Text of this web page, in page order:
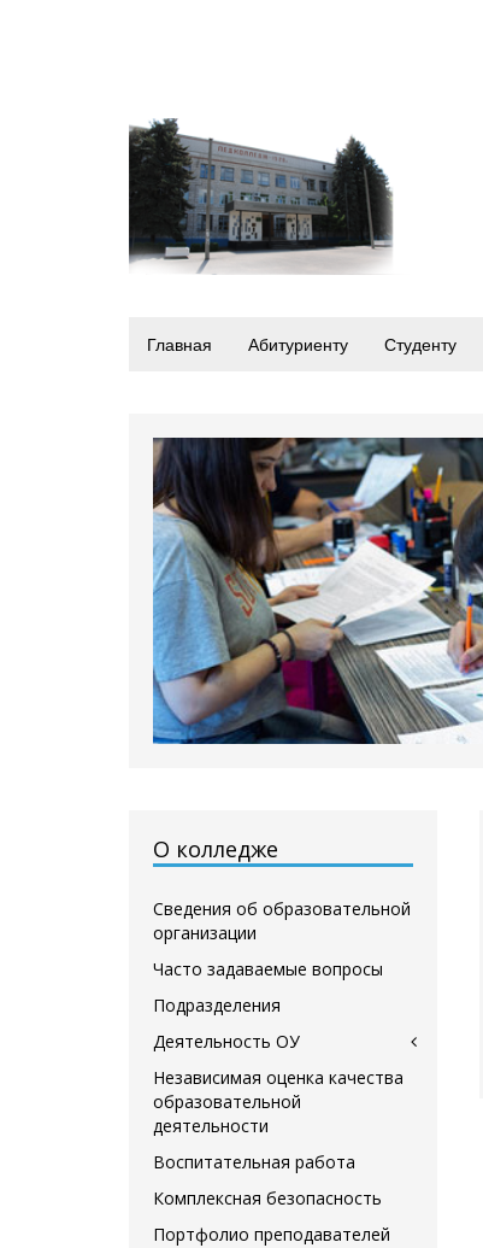
Главная Абитуриенту Студенту
О колледже
Сведения об образовательной
организации
Часто задаваемые вопросы
Подразделения
Деятельность ОУ
Независимая оценка качества
образовательной
деятельности
Воспитательная работа
Комплексная безопасность
Портфолио преподавателей